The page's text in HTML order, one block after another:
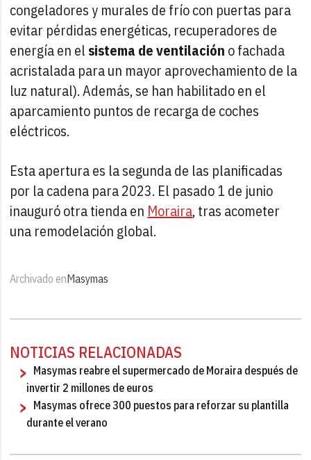
congeladores y murales de frío con puertas para
evitar pérdidas energéticas, recuperadores de
energía en el sistema de ventilación o fachada
acristalada para un mayor aprovechamiento de la
luz natural). Además, se han habilitado en el
aparcamiento puntos de recarga de coches
eléctricos.
Esta apertura es la segunda de las planificadas
por la cadena para 2023. El pasado 1 de junio
inauguró otra tienda en Moraira, tras acometer
una remodelación global.
Archivado enMasymas
NOTICIAS RELACIONADAS
Masymas reabre el supermercado de Moraira después de
invertir 2 millones de euros
Masymas ofrece 300 puestos para reforzar su plantilla
durante el verano